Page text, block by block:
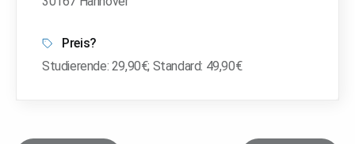
Preis?
Studierende: 29,90€; Standard: 49,90€